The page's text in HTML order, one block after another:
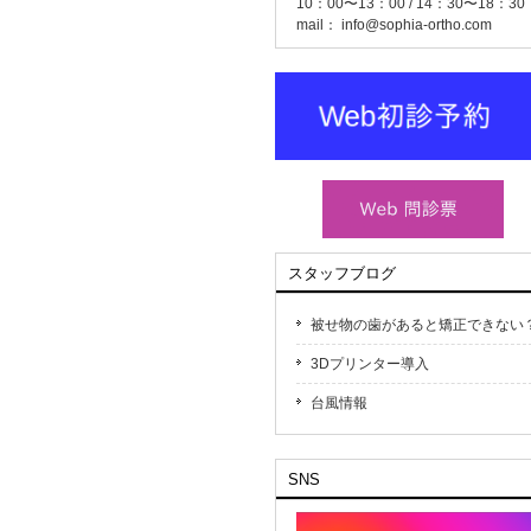
10：00〜13：00 / 14：30〜18：30
mail： info@sophia-ortho.com
スタッフブログ
被せ物の歯があると矯正できない
3Dプリンター導入
台風情報
SNS